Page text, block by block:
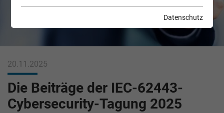
20.11.2025
Die Beiträge der IEC-62443-
Cybersecurity-Tagung 2025
Datenschutz